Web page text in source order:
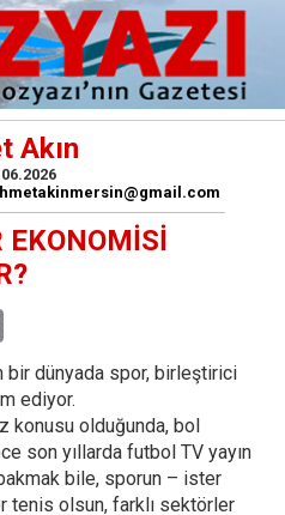
Akın
EKONOMİSİ
Print
bir dünyada spor, birleştirici
ediyor.
olduğunda, bol
son yıllarda futbol TV yayın
bile, sporun – ister
olsun, farklı sektörler